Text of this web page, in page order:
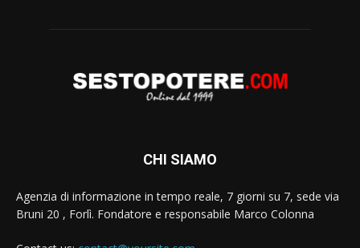
CHI SIAMO
Agenzia di informazione in tempo reale, 7 giorni su 7, sede via
Bruni 20 , Forlì. Fondatore e responsabile Marco Colonna